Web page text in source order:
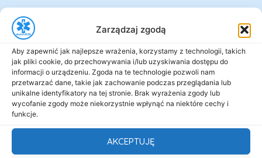
Zarządzaj zgodą
Aby zapewnić jak najlepsze wrażenia, korzystamy z technologii, takich
jak pliki cookie, do przechowywania i/lub uzyskiwania dostępu do
informacji o urządzeniu. Zgoda na te technologie pozwoli nam
przetwarzać dane, takie jak zachowanie podczas przeglądania lub
unikalne identyfikatory na tej stronie. Brak wyrażenia zgody lub
wycofanie zgody może niekorzystnie wpłynąć na niektóre cechy i
funkcje.
AKCEPTUJĘ